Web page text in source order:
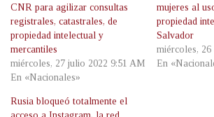
CNR para agilizar consultas
registrales, catastrales, de
propiedad intelectual y
mercantiles
miércoles, 27 julio 2022 9:51 AM
En «Nacionales»
mujeres al
propiedad
Salvador
miércoles,
En
Rusia bloqueó totalmente el